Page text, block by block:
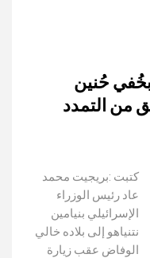
حُنين
من التمدد
كتبت :بريجيت محمد
عاد رئيس الوزراء
الإسرائيلي بنيامين
نتنياهو إلى بلاده خالي
الوفاض عقب زيارة